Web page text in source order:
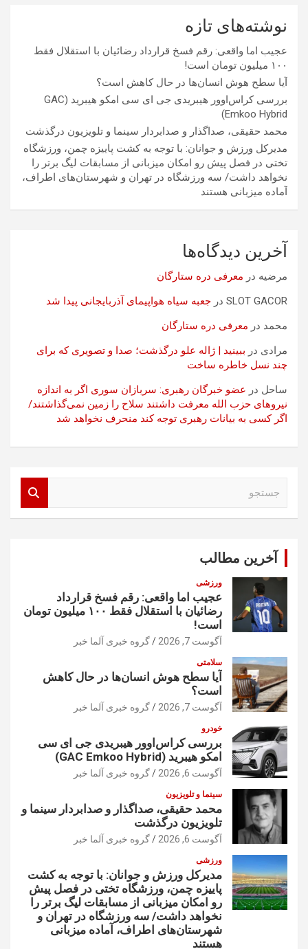
نوشته‌های تازه
عجیب اما واقعی: رقم فسخ قرارداد رضائیان با استقلال فقط
۱۰۰ میلیون تومان است!
آیا سطح هوش انسان‌ها در حال کاهش است؟
بررسی کراس‌اوور هیبریدی جی ای سی امکو هیبرید (GAC
Emkoo Hybrid)
محمد حقیقی، صداگذار و صدابردار سینما و تلویزیون درگذشت
مدیرکل ورزش و جوانان: با توجه به کشت پاییزه چمن، ورزشگاه
تختی در فصل پیش رو امکان میزبانی از مسابقات لیگ برتر را
نخواهد داشت/ سه ورزشگاه در تهران و شهرستان‌های اطراف،
آماده میزبانی هستند
آخرین دیدگاه‌ها
مرضیه در معرفی دره ستارگان
SLOT GACOR در جعبه سیاه هواپیمای آذربایجانی پیدا شد
محمد در معرفی دره ستارگان
مرادی در ببینید | ژاله علو درگذشت؛ صدا و تصویری که برای
چند نسل خاطره ساخت
ساحل در عضو خبرگان رهبری: سربازان سوری اگر به اندازه
نیروهای حزب الله معرفت داشتند سلاح را زمین نمی‌گذاشتند/
اگر کسی به بیانات رهبری توجه کند منحرف نخواهد شد
آخرین مطالب
ورزشی
عجیب اما واقعی: رقم فسخ قرارداد
رضائیان با استقلال فقط ۱۰۰ میلیون تومان
است!
آگوست 7, 2026 گروه خبری آلما خبر
سلامتی
آیا سطح هوش انسان‌ها در حال کاهش
است؟
آگوست 7, 2026 گروه خبری آلما خبر
خودرو
بررسی کراس‌اوور هیبریدی جی ای سی
امکو هیبرید (GAC Emkoo Hybrid)
آگوست 6, 2026 گروه خبری آلما خبر
سینما و تلویزیون
محمد حقیقی، صداگذار و صدابردار سینما و
تلویزیون درگذشت
آگوست 6, 2026 گروه خبری آلما خبر
ورزشی
مدیرکل ورزش و جوانان: با توجه به کشت
پاییزه چمن، ورزشگاه تختی در فصل پیش
رو امکان میزبانی از مسابقات لیگ برتر را
نخواهد داشت/ سه ورزشگاه در تهران و
شهرستان‌های اطراف، آماده میزبانی
هستند